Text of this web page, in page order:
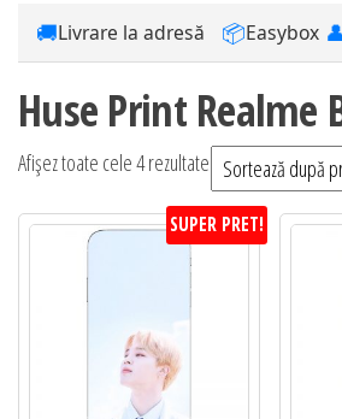
🚚Livrare la adresă 📦Easybox
Huse Print Realme
Afișez toate cele 4 rezultate Sortat
după
preț:
SUPER PRET!